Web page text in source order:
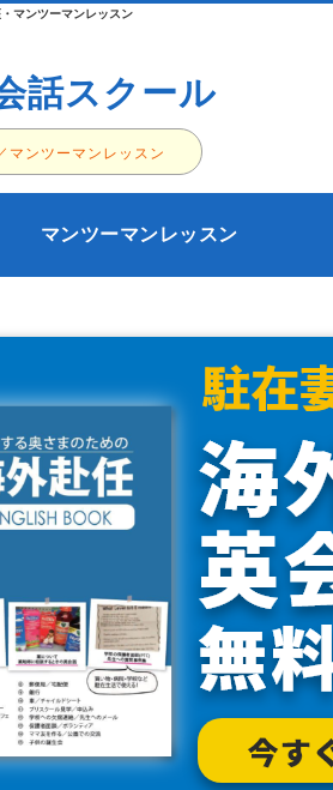
マンツーマンレッスン
話スクール
マンツーマンレッスン
マンツーマンレッスン